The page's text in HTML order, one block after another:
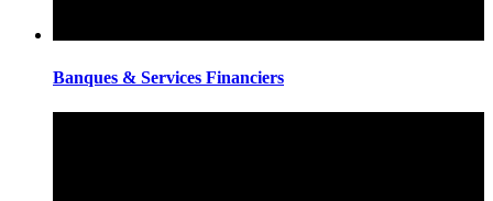
Banques & Services Financiers